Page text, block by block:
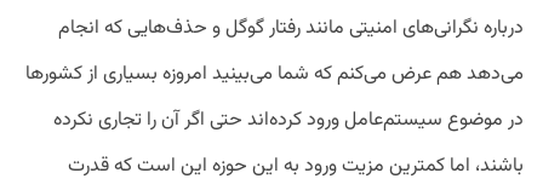
درباره نگرانی‌های امنیتی مانند رفتار گوگل و حذف‌هایی که انجام
می‌دهد هم عرض می‌کنم که شما می‌بینید امروزه بسیاری از کشورها
در موضوع سیستم‌عامل ورود کرده‌اند حتی اگر آن را تجاری نکرده
باشند، اما کمترین مزیت ورود به این حوزه این است که قدرت